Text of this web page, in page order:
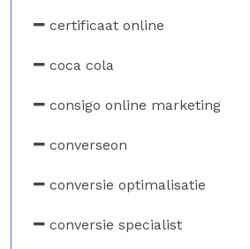
certificaat online
coca cola
consigo online marketing
converseon
conversie optimalisatie
conversie specialist